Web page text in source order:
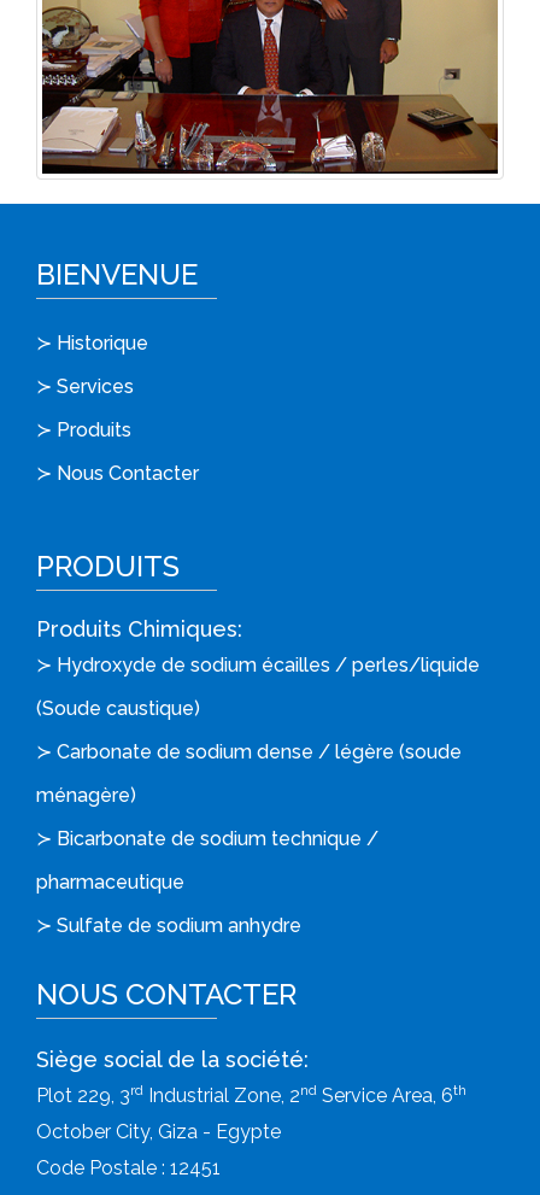
BIENVENUE
≻ Historique
≻ Services
≻ Produits
≻ Nous Contacter
PRODUITS
Produits Chimiques:
≻ Hydroxyde de sodium écailles / perles/liquide
(Soude caustique)
≻ Carbonate de sodium dense / légère (soude
ménagère)
≻ Bicarbonate de sodium technique /
pharmaceutique
≻ Sulfate de sodium anhydre
NOUS CONTACTER
Siège social de la société:
Plot 229, 3rd Industrial Zone, 2nd Service Area, 6th
October City, Giza - Egypte
Code Postale : 12451